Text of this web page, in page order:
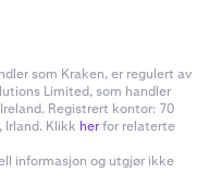
som Kraken, er regulert av
Limited, som handler
Registrert kontor: 70
Irland. Klikk herfor relaterte
informasjon og utgjør ikke